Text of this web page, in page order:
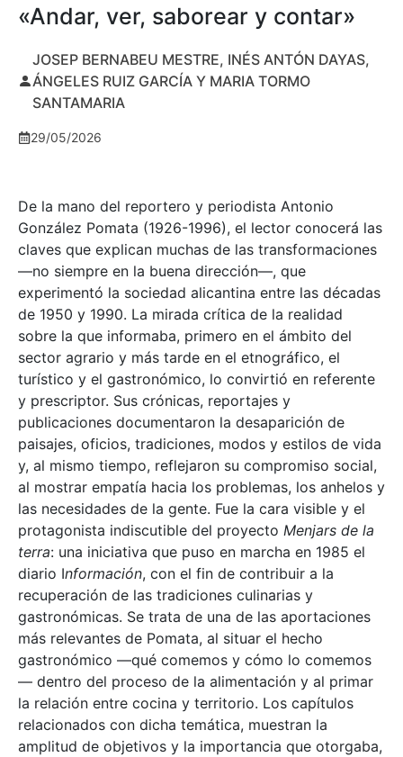
«Andar, ver, saborear y contar»
JOSEP BERNABEU MESTRE, INÉS ANTÓN DAYAS,
ÁNGELES RUIZ GARCÍA Y MARIA TORMO
SANTAMARIA
29/05/2026
De la mano del reportero y periodista Antonio
González Pomata (1926-1996), el lector conocerá las
claves que explican muchas de las transformaciones
—no siempre en la buena dirección—, que
experimentó la sociedad alicantina entre las décadas
de 1950 y 1990. La mirada crítica de la realidad
sobre la que informaba, primero en el ámbito del
sector agrario y más tarde en el etnográfico, el
turístico y el gastronómico, lo convirtió en referente
y prescriptor. Sus crónicas, reportajes y
publicaciones documentaron la desaparición de
paisajes, oficios, tradiciones, modos y estilos de vida
y, al mismo tiempo, reflejaron su compromiso social,
al mostrar empatía hacia los problemas, los anhelos y
las necesidades de la gente. Fue la cara visible y el
protagonista indiscutible del proyecto Menjars de la
terra: una iniciativa que puso en marcha en 1985 el
diario Información, con el fin de contribuir a la
recuperación de las tradiciones culinarias y
gastronómicas. Se trata de una de las aportaciones
más relevantes de Pomata, al situar el hecho
gastronómico —qué comemos y cómo lo comemos
— dentro del proceso de la alimentación y al primar
la relación entre cocina y territorio. Los capítulos
relacionados con dicha temática, muestran la
amplitud de objetivos y la importancia que otorgaba,